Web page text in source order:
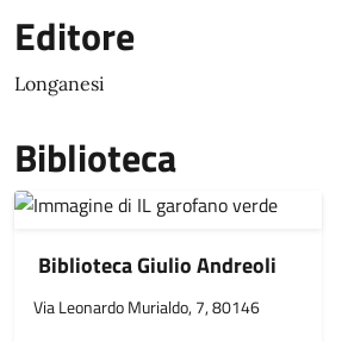
Editore
Longanesi
Biblioteca
Biblioteca Giulio Andreoli
Via Leonardo Murialdo, 7, 80146